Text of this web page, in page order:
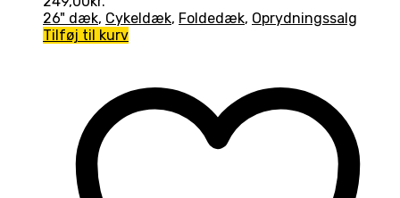
26" dæk, Cykeldæk, Foldedæk, Oprydningssalg
Tilføj til kurv